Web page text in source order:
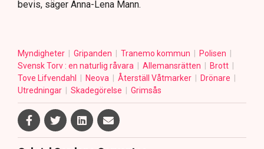
bevis, säger Anna-Lena Mann.
Myndigheter Gripanden Tranemo kommun
Polisen
Svensk Torv : en naturlig råvara
Allemansrätten
Brott
Tove Lifvendahl
Neova Återställ Våtmarker
Drönare
Utredningar
Skadegörelse Grimsås